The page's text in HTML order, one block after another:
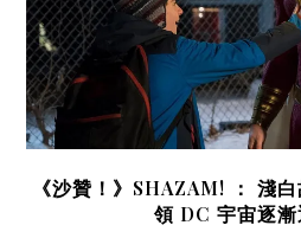
《沙贊！》SHAZAM! ： 淺
領 DC 宇宙逐漸